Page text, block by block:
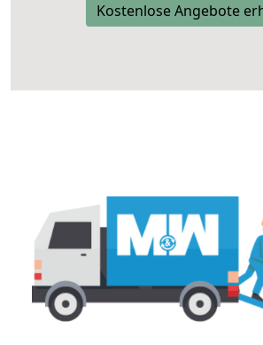
Kostenlose Angebote